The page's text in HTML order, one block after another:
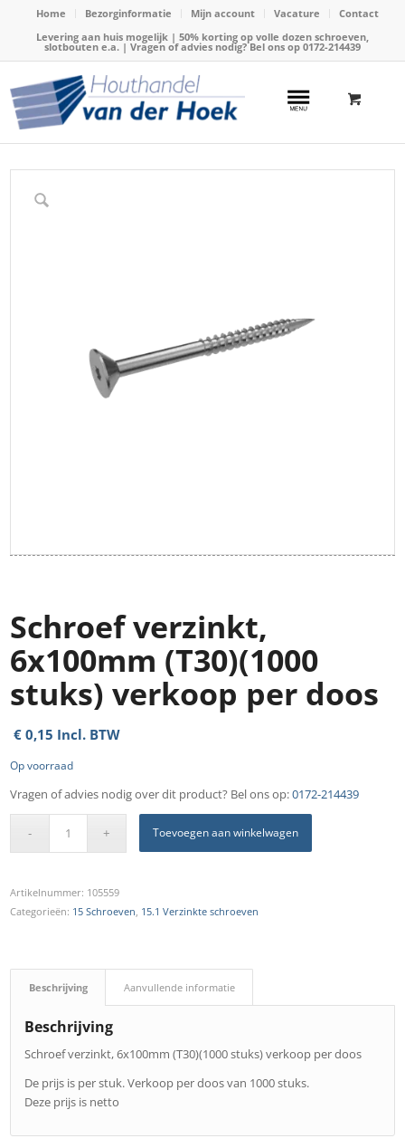
Home Bezorginformatie Mijn account Vacature
Contact
Levering aan huis mogelijk | 50% korting op volle dozen schroeven,
slotbouten e.a. | Vragen of advies nodig? Bel ons op 0172-214439
Home / Webshop / Schroeven / Verzinkte schroeven
Schroef verzinkt, 6x100mm (T30)(stuks) verkoop per doos
Schroef verzinkt,
6x100mm (T30)(1000
stuks) verkoop per doos
€ 0,15 Incl. BTW
Op voorraad
Vragen of advies nodig over dit product? Bel ons op:0172-214439
Toevoegen aan winkelwagen
Artikelnummer: 105559
Categorieën: 15 Schroeven 15.1 Verzinkte schroeven
Beschrijving Aanvullende informatie
Beschrijving
Schroef verzinkt, 6x100mm (T30)(1000 stuks) verkoop per doos
De prijs is per stuk. Verkoop per doos van 1000 stuks.
Deze prijs is netto